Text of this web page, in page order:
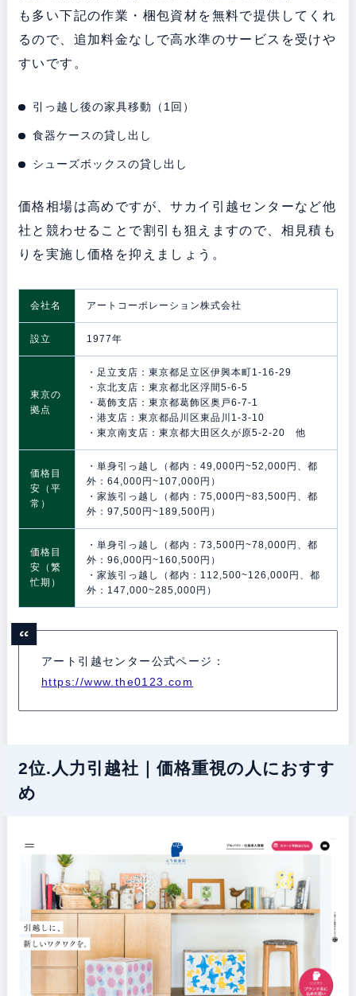
も多い下記の作業・梱包資材を無料で提供してくれ
るので、追加料金なしで高水準のサービスを受けや
すいです。
引っ越し後の家具移動（1回）
食器ケースの貸し出し
シューズボックスの貸し出し
価格相場は高めですが、サカイ引越センターなど他
社と競わせることで割引も狙えますので、相見積も
りを実施し価格を抑えましょう。
会社名 アートコーポレーション株式会社
設立 1977年
東京の
拠点
・足立支店：東京都足立区伊興本町1-16-29
・京北支店：東京都北区浮間5-6-5
・葛飾支店：東京都葛飾区奥戸6-7-1
・港支店：東京都品川区東品川1-3-10
・東京南支店：東京都大田区久が原5-2-20 他
価格目
安（平
常）
・単身引っ越し（都内：49,000円~52,000円、都
外：64,000円~107,000円）
・家族引っ越し（都内：75,000円~83,500円、都
外：97,500円~189,500円）
価格目
安（繁
忙期）
・単身引っ越し（都内：73,500円~78,000円、都
外：96,000円~160,500円）
・家族引っ越し（都内：112,500~126,000円、都
外：147,000~285,000円）
アート引越センター公式ページ：
https://www.the0123.com
2位.人力引越社｜価格重視の人におすす
め